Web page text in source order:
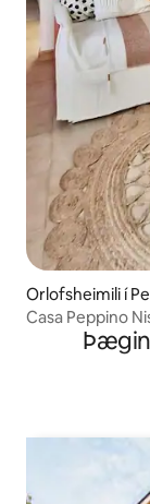
Orlofsheimili í
Casa Peppino